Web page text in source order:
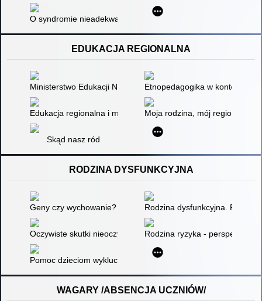
O syndromie nieadekwatnych osiągnięć
EDUKACJA REGIONALNA
Ministerstwo Edukacji Narodowej o edukacji regionalnej -
Etnopedagogika w kontekście
Edukacja regionalna i międzykulturowaMoja rodzina, mój region,
Skąd nasz ród
RODZINA DYSFUNKCYJNA
Geny czy wychowanie? : co wyrośnie z naszych dzieci i
Rodzina dysfunkcyjna.
Oczywiste skutki nieoczywistej przemocyRodzina ryzyka - perspektywa
Pomoc dzieciom wykluczonym społecznie
WAGARY /ABSENCJA UCZNIÓW/